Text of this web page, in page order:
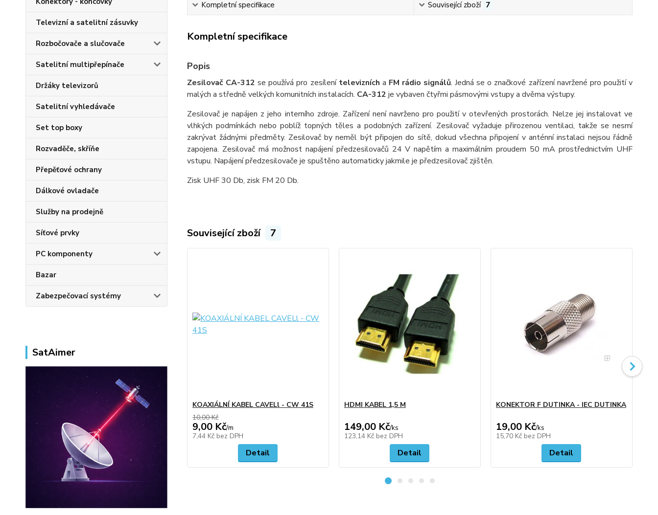
Televizní a satelitní zásuvky
Rozbočovače a slučovače
Satelitní multipřepínače
Držáky televizorů
Satelitní vyhledávače
Set top boxy
Rozvaděče, skříňe
Přepěťové ochrany
Dálkové ovladače
Služby na prodejně
Síťové prvky
PC komponenty
Bazar
Zabezpečovací systémy
SatAimer
Kompletní specifikace Související zboží 7
Kompletní specifikace
Popis
Zesilovač CA-312 se používá pro zesílenítelevizních a FM rádio signálů. Jedná se o značkové zařízení navržené pro použití v
malých a středně velkých komunitních instalacích. CA-312 je vybaven čtyřmi pásmovými vstupy a dvěma výstupy.
Zesilovač je napájen z jeho interního zdroje. Zařízení není navrženo pro použití v otevřených prostorách. Nelze jej instalovat ve
vlhkých podmínkách nebo poblíž topných těles a podobných zařízení. Zesilovač vyžaduje přirozenou ventilaci, takže se nesmí
zakrývat žádnými předměty. Zesilovač by neměl být připojen do sítě, dokud všechna připojení v anténní instalaci nejsou řádně
zapojena. Zesilovač má možnost napájení předzesilovačů 24 V napětím a maximálním proudem 50 mA prostřednictvím UHF
vstupu. Napájení předzesilovače je spuštěno automaticky jakmile je předzesilovač zjištěn.
Zisk UHF 30 Db, zisk FM 20 Db.
Související zboží 7
KOAXIÁLNÍ KABEL CAVELl - CW 41S
10,00 Kč
9,00 Kč/m
7,44 Kč bez DPH
Detail
HDMI KABEL 1,5 M
149,00 Kč/ks
123,14 Kč bez DPH
Detail
KONEKTOR F DUTINKA - IEC DUTINKA
19,00 Kč/ks
15,70 Kč bez DPH
Detail